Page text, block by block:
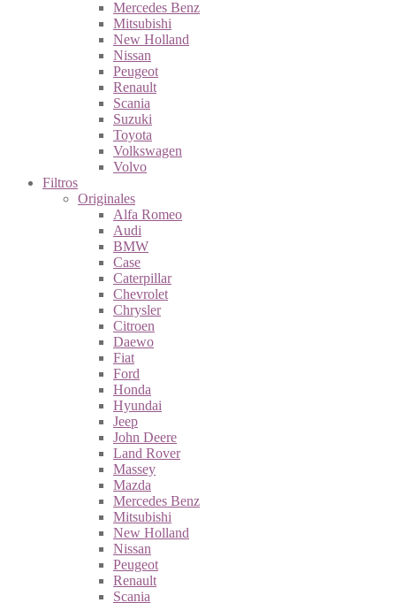
Mercedes Benz
Mitsubishi
New Holland
Nissan
Peugeot
Renault
Scania
Suzuki
Toyota
Volkswagen
Volvo
Filtros
Originales
Alfa Romeo
Audi
BMW
Case
Caterpillar
Chevrolet
Chrysler
Citroen
Daewo
Fiat
Ford
Honda
Hyundai
Jeep
John Deere
Land Rover
Massey
Mazda
Mercedes Benz
Mitsubishi
New Holland
Nissan
Peugeot
Renault
Scania